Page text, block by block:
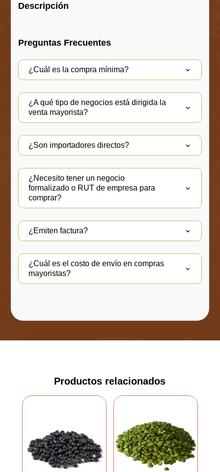
Descripción
Preguntas Frecuentes
¿Cuál es la compra mínima?
¿A qué tipo de negocios está dirigida la
venta mayorista?
¿Son importadores directos?
¿Necesito tener un negocio
formalizado o RUT de empresa para
comprar?
¿Emiten factura?
¿Cuál es el costo de envío en compras
mayoristas?
Productos relacionados